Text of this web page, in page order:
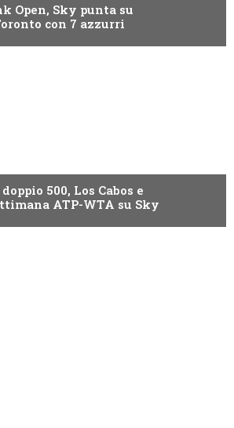
Open, Sky punta su
con 7 azzurri
500, Los Cabos e
ATP-WTA su Sky